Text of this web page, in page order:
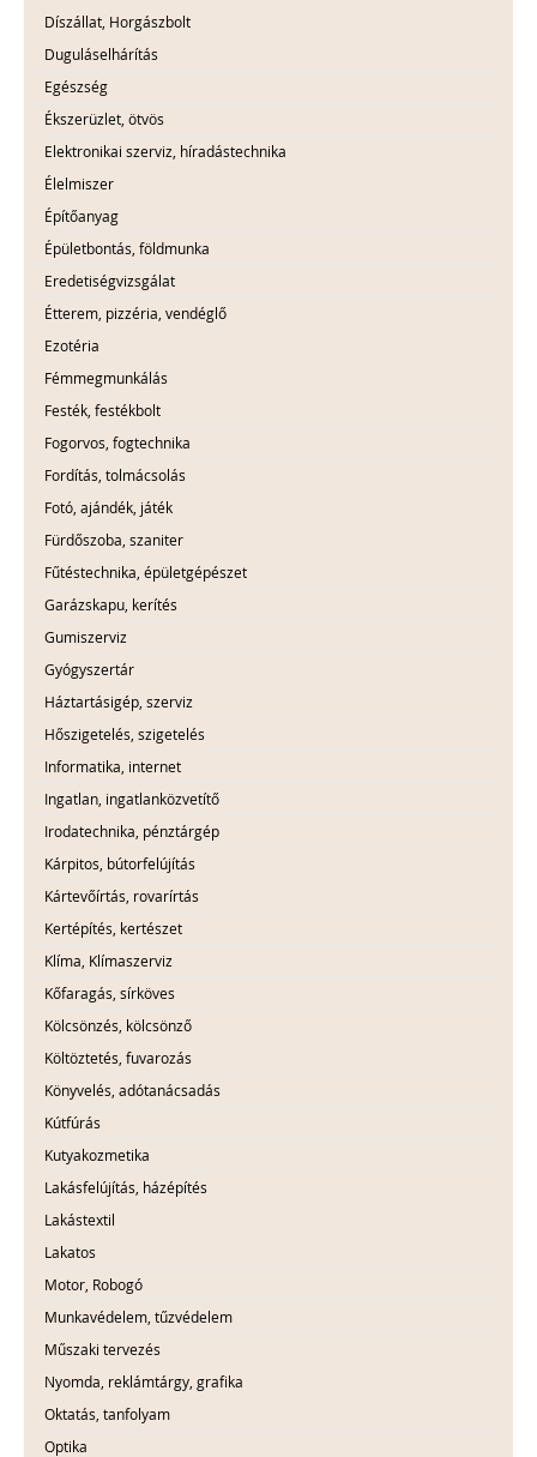
Díszállat, Horgászbolt
Duguláselhárítás
Egészség
Ékszerüzlet, ötvös
Elektronikai szerviz, híradástechnika
Élelmiszer
Építőanyag
Épületbontás, földmunka
Eredetiségvizsgálat
Étterem, pizzéria, vendéglő
Ezotéria
Fémmegmunkálás
Festék, festékbolt
Fogorvos, fogtechnika
Fordítás, tolmácsolás
Fotó, ajándék, játék
Fürdőszoba, szaniter
Fűtéstechnika, épületgépészet
Garázskapu, kerítés
Gumiszerviz
Gyógyszertár
Háztartásigép, szerviz
Hőszigetelés, szigetelés
Informatika, internet
Ingatlan, ingatlanközvetítő
Irodatechnika, pénztárgép
Kárpitos, bútorfelújítás
Kártevőírtás, rovarírtás
Kertépítés, kertészet
Klíma, Klímaszerviz
Kőfaragás, sírköves
Kölcsönzés, kölcsönző
Költöztetés, fuvarozás
Könyvelés, adótanácsadás
Kútfúrás
Kutyakozmetika
Lakásfelújítás, házépítés
Lakástextil
Lakatos
Motor, Robogó
Munkavédelem, tűzvédelem
Műszaki tervezés
Nyomda, reklámtárgy, grafika
Oktatás, tanfolyam
Optika